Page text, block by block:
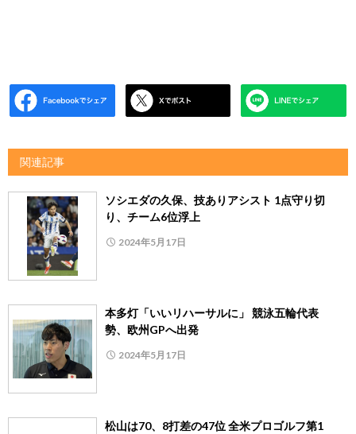
関連記事
ソシエダの久保、技ありアシスト 1点守り切
り、チーム6位浮上
2024年5月17日
本多灯「いいリハーサルに」 競泳五輪代表
勢、欧州GPへ出発
2024年5月17日
松山は70、8打差の47位 全米プロゴルフ第1